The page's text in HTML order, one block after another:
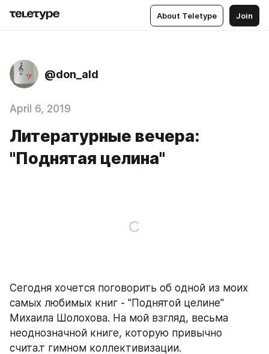
About Teletype Join
@don_ald
April 6, 2019
Литературные вечера:
"Поднятая целина"
Сегодня хочется поговорить об одной из моих
самых любимых книг - "Поднятой целине"
Михаила Шолохова. На мой взгляд, весьма
неоднозначной книге, которую привычно
счита.т гимном коллективизации.